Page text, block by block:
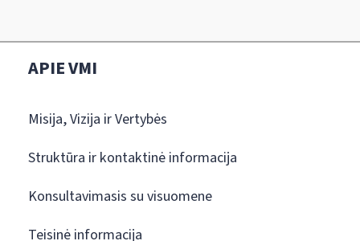
APIE VMI
Misija, Vizija ir Vertybės
Struktūra ir kontaktinė informacija
Konsultavimasis su visuomene
Teisinė informacija